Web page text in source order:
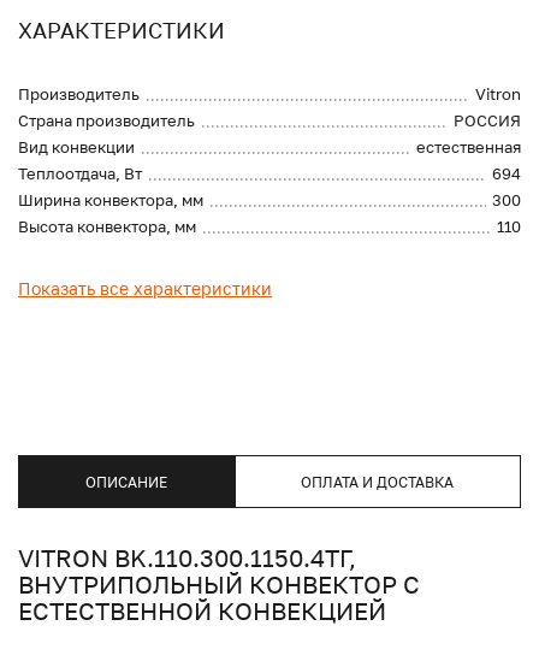
ХАРАКТЕРИСТИКИ
Производитель
Vitron
Страна производитель
РОССИЯ
Вид конвекции
естественная
Теплоотдача, Вт
694
Ширина конвектора, мм
300
Высота конвектора, мм
110
Показать все характеристики
ОПИСАНИЕ ОПЛАТА И ДОСТАВКА
VITRON BK.110.300.1150.4ТГ,
ВНУТРИПОЛЬНЫЙ КОНВЕКТОР С
ЕСТЕСТВЕННОЙ КОНВЕКЦИЕЙ